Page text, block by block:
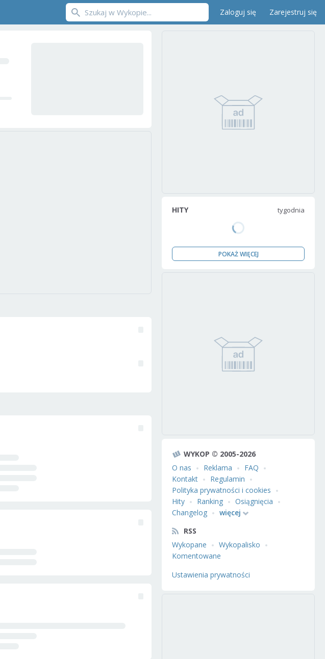
Zaloguj się Zarejestruj się
HITY tygodnia
POKAŻ WIĘCEJ
WYKOP © 2005-2026
O nas
Reklama
FAQ
Kontakt
Regulamin
Polityka prywatności i cookies
Hity
Ranking
Osiągnięcia
Changelog
więcej
RSS
Wykopane
Wykopalisko
Komentowane
Ustawienia prywatności